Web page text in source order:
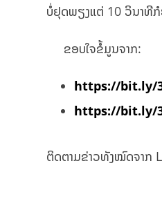
ບໍ່ຢຸດພຽງແຕ່ 10 ວິນາທີ
ຂອບໃຈຂໍ້ມູນຈາກ:
https://bit.ly/
https://bit.ly/
ຕິດຕາມຂ່າວທັງໝົດຈາກ